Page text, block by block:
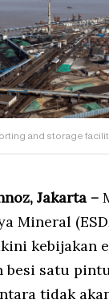
and storage
Jakarta –
Mineral
kebijakan
besi satu
tidak